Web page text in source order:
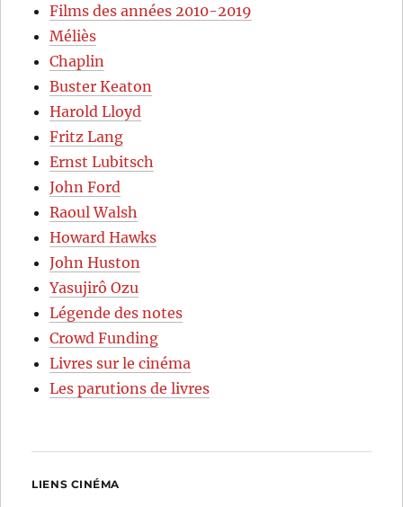
Films des années 2010-2019
Méliès
Chaplin
Buster Keaton
Harold Lloyd
Fritz Lang
Ernst Lubitsch
John Ford
Raoul Walsh
Howard Hawks
John Huston
Yasujirô Ozu
Légende des notes
Crowd Funding
Livres sur le cinéma
Les parutions de livres
LIENS CINÉMA